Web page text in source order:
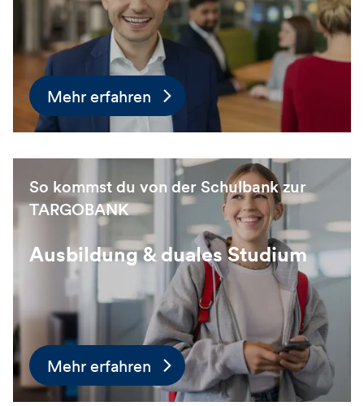
Mehr erfahren
So kommst du von der Schulbank zur
TARGOBANK
Ausbildung & duales Studium
Mehr erfahren